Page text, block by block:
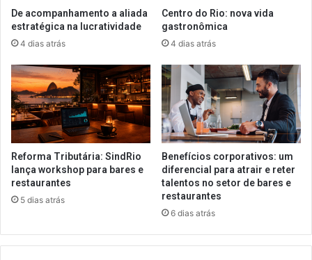
De acompanhamento a aliada
estratégica na lucratividade
4 dias atrás
Centro do Rio: nova vida
gastronômica
4 dias atrás
Reforma Tributária: SindRio
lança workshop para bares e
restaurantes
5 dias atrás
Benefícios corporativos: um
diferencial para atrair e reter
talentos no setor de bares e
restaurantes
6 dias atrás